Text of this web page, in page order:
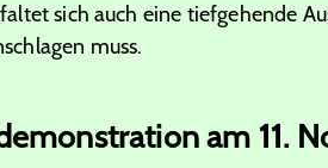
sich auch eine tiefgehende
muss.
am 11.